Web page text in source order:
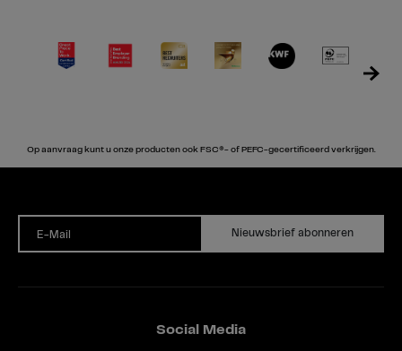
Op aanvraag kunt u onze producten ook FSC®- of PEFC-gecertificeerd verkrijgen.
E-Mail Nieuwsbrief abonneren
Social Media